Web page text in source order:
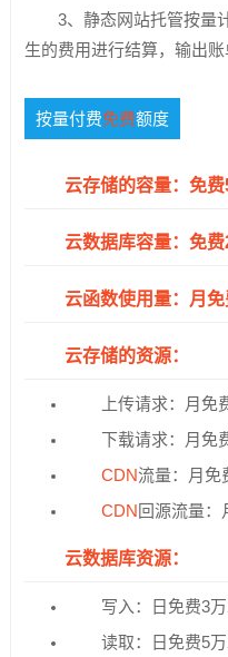
3、静态网站托管按量
生的费用进行结算，输出账
按量付费免费额度
云存储的容量： 免费
云数据库容量：免
云函数使用量：月
云存储的资源：
上传请求：月免
下载请求：月免
CDN流量：月免
CDN回源流量：
云数据库资源：
写入：日免费3
读取：日免费5